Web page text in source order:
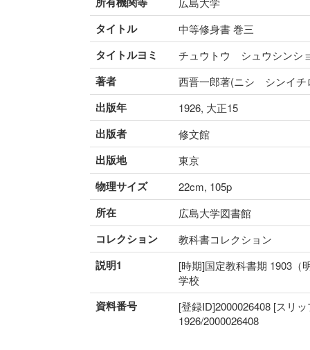
タイトル 中等修身書 巻三
タイトルヨミ チュウトウ シュウシンシ
著者 西晋一郎著(ニシ シンイチ
出版年 1926, 大正15
出版者 修文館
出版地 東京
物理サイズ 22cm, 105p
所在 広島大学図書館
コレクション 教科書コレクション
説明1
[時期]国定教科書期 1903（
学校
資料番号
[登録ID]2000026408 [スリ
1926/2000026408